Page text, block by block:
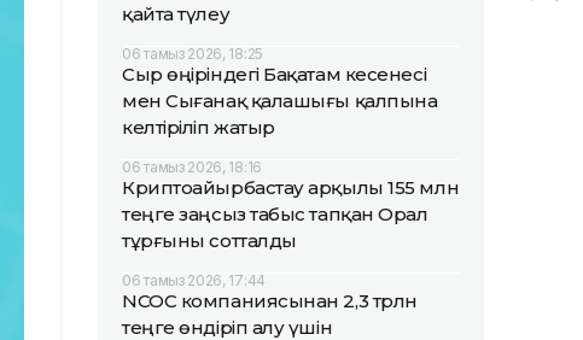
қайта түлеу
06 тамыз 2026, 18:25
Сыр өңіріндегі Бақатам кесенесі
мен Сығанақ қалашығы қалпына
келтіріліп жатыр
06 тамыз 2026, 18:16
Криптоайырбастау арқылы 155 млн
теңге заңсыз табыс тапқан Орал
тұрғыны сотталды
06 тамыз 2026, 17:44
NCOC компаниясынан 2,3 трлн
теңге өндіріп алу үшін